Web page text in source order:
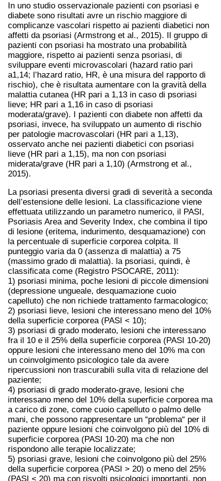
In uno studio osservazionale pazienti con psoriasi e
diabete sono risultati avre un rischio maggiore di
complicanze vascolari rispetto ai pazienti diabetici non
affetti da psoriasi (Armstrong et al., 2015). Il gruppo di
pazienti con psoriasi ha mostrato una probabilità
maggiore, rispetto ai pazienti senza psoriasi, di
sviluppare eventi microvascolari (hazard ratio pari
a1,14; l’hazard ratio, HR, è una misura del rapporto di
rischio), che è risultata aumentare con la gravità della
malattia cutanea (HR pari a 1,13 in caso di psoriasi
lieve; HR pari a 1,16 in caso di psoriasi
moderata/grave). I pazienti con diabete non affetti da
psoriasi, invece, ha sviluppato un aumento di rischio
per patologie macrovascolari (HR pari a 1,13),
osservato anche nei pazienti diabetici con psoriasi
lieve (HR pari a 1,15), ma non con psoriasi
miderata/grave (HR pari a 1,10) (Armstrong et al.,
2015).
La psoriasi presenta diversi gradi di severità a seconda
dell’estensione delle lesioni. La classificazione viene
effettuata utilizzando un parametro numerico, il PASI,
Psoriasis Area and Severity Index, che combina il tipo
di lesione (eritema, indurimento, desquamazione) con
la percentuale di superficie corporea colpita. Il
punteggio varia da 0 (assenza di malattia) a 75
(massimo grado di malattia). la psoriasi, quindi, è
classificata come (Registro PSOCARE, 2011):
1) psoriasi minima, poche lesioni di piccole dimensioni
(depressione ungueale, desquamazione cuoio
capelluto) che non richiede trattamento farmacologico;
2) psoriasi lieve, lesioni che interessano meno del 10%
della superficie corporea (PASI < 10);
3) psoriasi di grado moderato, lesioni che interessano
fra il 10 e il 25% della superficie corporea (PASI 10-20)
oppure lesioni che interessano meno del 10% ma con
un coinvolgimento psicologico tale da avere
ripercussioni non trascurabili sulla vita di relazione del
paziente;
4) psoriasi di grado moderato-grave, lesioni che
interessano meno del 10% della superficie corporea ma
a carico di zone, come cuoio capelluto o palmo delle
mani, che possono rappresentare un “problema“ per il
paziente oppure lesioni che coinvolgono più del 10% di
superficie corporea (PASI 10-20) ma che non
rispondono alle terapie localizzate;
5) psoriasi grave, lesioni che coinvolgono più del 25%
della superficie corporea (PASI > 20) o meno del 25%
(PASI < 20) ma con risvolti psicologici importanti, non